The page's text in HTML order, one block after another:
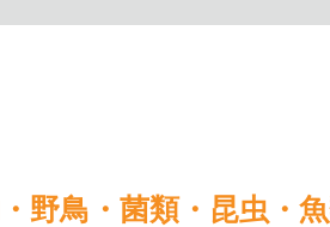
野鳥・菌類・昆虫・